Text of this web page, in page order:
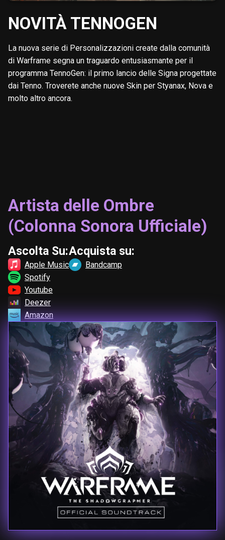
NOVITÀ TENNOGEN
La nuova serie di Personalizzazioni create dalla comunità
di Warframe segna un traguardo entusiasmante per il
programma TennoGen: il primo lancio delle Signa progettate
dai Tenno. Troverete anche nuove Skin per Styanax, Nova e
molto altro ancora.
Artista delle Ombre
(Colonna Sonora Ufficiale)
Ascolta Su:
Apple Music
Spotify
Youtube
Deezer
Amazon
Acquista su:
Bandcamp